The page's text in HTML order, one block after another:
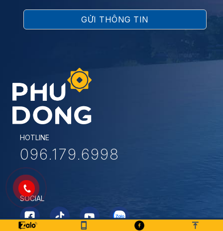
HOTLINE
096.179.6998
SOCIAL
phone_iphone vertical_align_top